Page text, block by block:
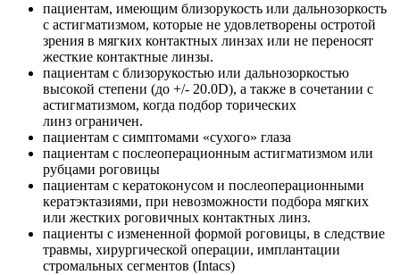
пациентам, имеющим близорукость или дальнозоркость
с астигматизмом, которые не удовлетворены остротой
зрения в мягких контактных линзах или не переносят
жесткие контактные линзы.
пациентам с близорукостью или дальнозоркостью
высокой степени (до +/- 20.0D), а также в сочетании с
астигматизмом, когда подбор торических
линз ограничен.
пациентам с симптомами «сухого» глаза
пациентам с послеоперационным астигматизмом или
рубцами роговицы
пациентам с кератоконусом и послеоперационными
кератэктазиями, при невозможности подбора мягких
или жестких роговичных контактных линз.
пациенты с измененной формой роговицы, в следствие
травмы, хирургической операции, имплантации
стромальных сегментов (Intacs)